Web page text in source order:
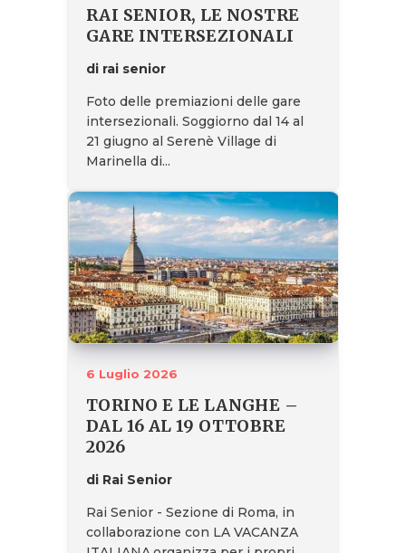
RAI SENIOR, LE NOSTRE
GARE INTERSEZIONALI
di rai senior
Foto delle premiazioni delle gare
intersezionali. Soggiorno dal 14 al
21 giugno al Serenè Village di
Marinella di...
6 Luglio 2026
TORINO E LE LANGHE –
DAL 16 AL 19 OTTOBRE
2026
di Rai Senior
Rai Senior - Sezione di Roma, in
collaborazione con LA VACANZA